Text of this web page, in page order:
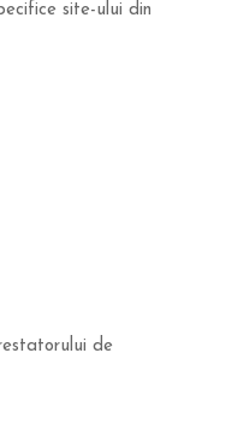
site-ului din
de